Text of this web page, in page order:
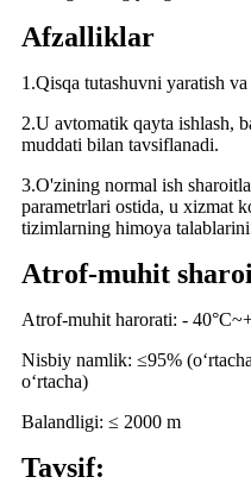
Afzalliklar
1.Qisqa tutashuvni yaratish
2.U avtomatik qayta ishlash,
muddati bilan tavsiflanadi.
3.O'zining normal ish
parametrlari ostida, u xizmat
tizimlarning himoya
Atrof-muhit
Atrof-muhit harorati: -
Nisbiy namlik: ≤95%
oʻrtacha)
Balandligi: ≤ 2000 m
Tavsif: